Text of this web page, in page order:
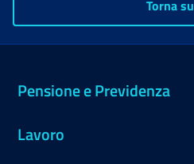
Torna su
Pensione e Previdenza
Lavoro